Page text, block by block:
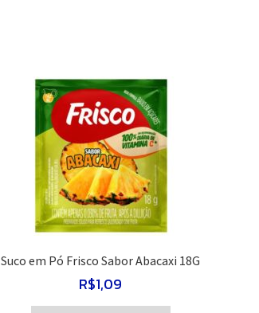
Suco em Pó Frisco Sabor Abacaxi 18G
R$1,09